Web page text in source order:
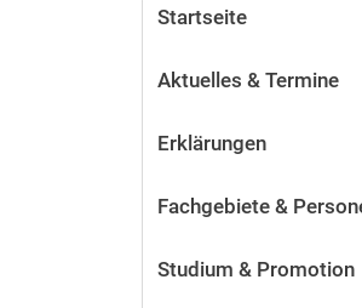
Startseite
Aktuelles & Termine
Erklärungen
Fachgebiete &
Studium & Promotion